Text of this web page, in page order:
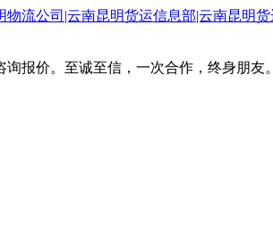
报价。至诚至信，一次合作，终身朋友。